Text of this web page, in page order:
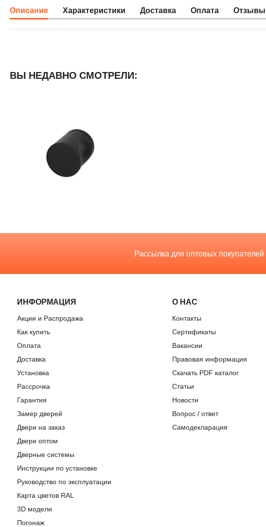
Описание Характеристики Доставка Оплата Отзывы
ВЫ НЕДАВНО СМОТРЕЛИ:
Рассылка для оптовых
ИНФОРМАЦИЯ
Акции и Распродажа
Как купить
Оплата
Доставка
Установка
Рассрочка
Гарантия
Замер дверей
Двери на заказ
Двери оптом
Дверные системы
Инструкции по установке
Pуководство по эксплуатации
Карта цветов RAL
3D модели
Погонаж
О НАС
Контакты
Сертификаты
Вакансии
Правовая информация
Скачать PDF каталог
Статьи
Новости
Вопрос / ответ
Самодекларация